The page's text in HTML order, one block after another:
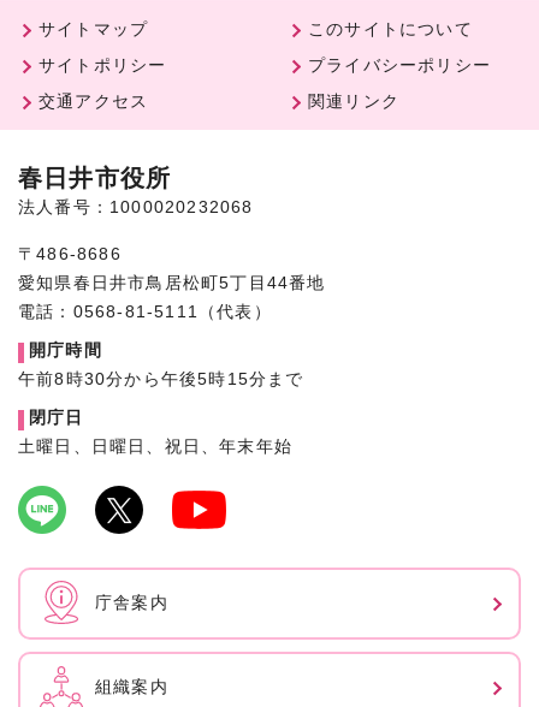
サイトマップ
このサイトについて
サイトポリシー
プライバシーポリシー
交通アクセス
関連リンク
春日井市役所
法人番号：1000020232068
〒486-8686
愛知県春日井市鳥居松町5丁目44番地
電話：0568-81-5111（代表）
開庁時間
午前8時30分から午後5時15分まで
閉庁日
土曜日、日曜日、祝日、年末年始
庁舎案内
組織案内